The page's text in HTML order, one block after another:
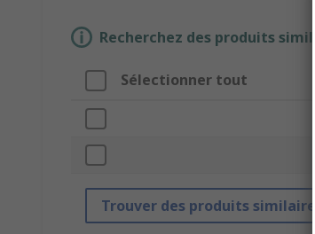
Recherchez des produits
Sélectionner tout
Trouver des produits similaires